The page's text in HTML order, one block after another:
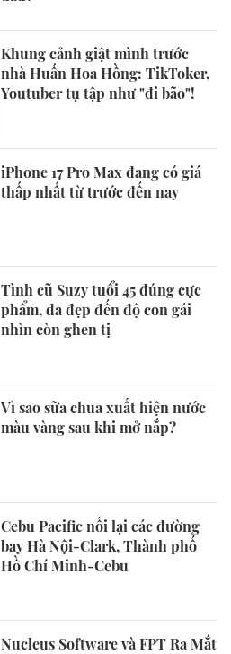
Khung cảnh giật mình trước
nhà Huấn Hoa Hồng: TikToker,
Youtuber tụ tập như "đi bão"!
iPhone 17 Pro Max đang có giá
thấp nhất từ trước đến nay
Tình cũ Suzy tuổi 45 đúng cực
phẩm, da đẹp đến độ con gái
nhìn còn ghen tị
Vì sao sữa chua xuất hiện nước
màu vàng sau khi mở nắp?
Cebu Pacific nối lại các đường
bay Hà Nội-Clark, Thành phố
Hồ Chí Minh-Cebu
Nucleus Software và FPT Ra Mắt